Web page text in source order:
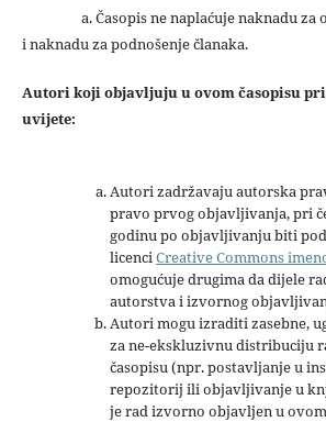
a. Časopis ne naplaćuje naknadu za
i naknadu za podnošenje članaka.
Autori koji objavljuju u ovom časopisu
uvijete:
Autori zadržavaju autorska
pravo prvog objavljivanja, pri
godinu po objavljivanju biti
licenciCreative Commons
omogućuje drugima da dijele
autorstva i izvornog
Autori mogu izraditi zasebne,
za ne-ekskluzivnu distribuciju
časopisu (npr. postavljanje u
repozitorij ili objavljivanje u
je rad izvorno objavljen u